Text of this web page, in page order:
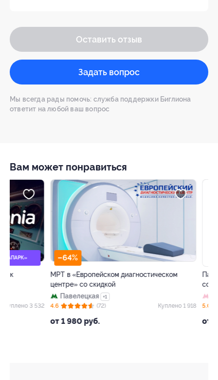
Оставить отзыв
Задать вопрос
Мы всегда рады помочь: служба поддержки Биглиона
ответит на любой ваш вопрос
Вам может понравиться
–64%
МРТ в «Европейском диагностическом
центре» со скидкой
Павелецкая
+1
от 1 980 руб.
4.6 (72)
–50%
Панорамный
Деловой
от 630 руб.
5.0